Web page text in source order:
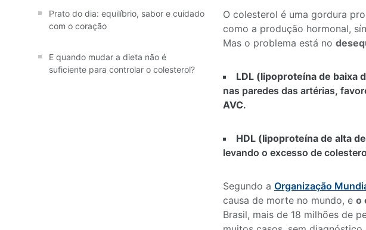
Prato do dia: equilíbrio, sabor e cuidado
com o coração
E quando mudar a dieta não é
suficiente para controlar o colesterol?
O colesterol é uma gordura
como a produção hormonal,
Mas o problema está no
LDL (lipoproteína de baixa
nas paredes das artérias,
AVC.
HDL (lipoproteína de alta
levando o excesso de
Segundo a Organização
causa de morte no mundo, e o
Brasil, mais de 18 milhões de